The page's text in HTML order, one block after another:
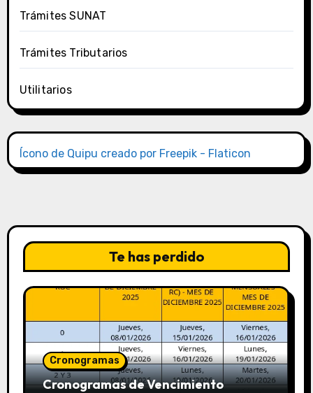
Trámites SUNAT
Trámites Tributarios
Utilitarios
Ícono de Quipu creado por Freepik - Flaticon
Te has perdido
Cronogramas
Cronogramas de Vencimiento